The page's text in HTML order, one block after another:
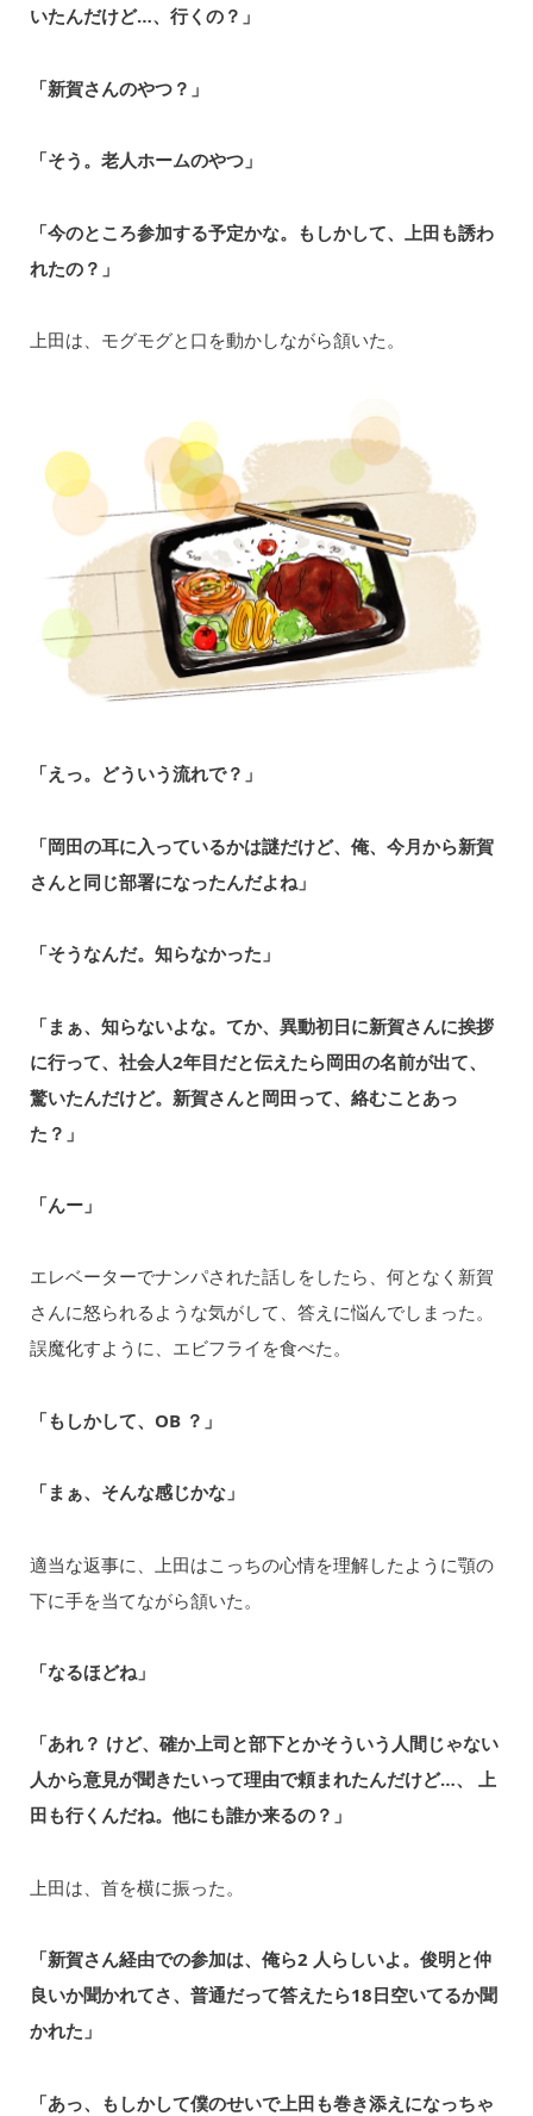
いたんだけど…、⾏くの？」
「新賀さんのやつ？」
「そう。⽼人ホームのやつ」
「今のところ参加する予定かな。もしかして、上⽥も誘わ
れたの？」
上田は、モグモグと口を動かしながら頷いた。
「えっ。どういう流れで？」
「岡⽥の⽿に⼊っているかは謎だけど、俺、今⽉から新賀
さんと同じ部署になったんだよね」
「そうなんだ。知らなかった」
「まぁ、知らないよな。てか、異動初日に新賀さんに挨拶
に⾏って、社会人2年目だと伝えたら岡田の名前が出て、
驚いたんだけど。新賀さんと岡田って、絡むことあっ
た？」
「んー」
エレベーターでナンパされた話しをしたら、何となく新賀
さんに怒られるような気がして、答えに悩んでしまった。
誤魔化すように、エビフライを食べた。
「もしかして、OB ？」
「まぁ、そんな感じかな」
適当な返事に、上⽥はこっちの⼼情を理解したように顎の
下に⼿を当てながら頷いた。
「なるほどね」
「あれ？ けど、確か上司と部下とかそういう⼈間じゃない
人から意見が聞きたいって理由で頼まれたんだけど…、 上
田も⾏くんだね。他にも誰か来るの？」
上田は、首を横に振った。
「新賀さん経由での参加は、俺ら2 ⼈らしいよ。俊明と仲
良いか聞かれてさ、普通だって答えたら18⽇空いてるか聞
かれた」
「あっ、もしかして僕のせいで上田も巻き添えになっちゃ